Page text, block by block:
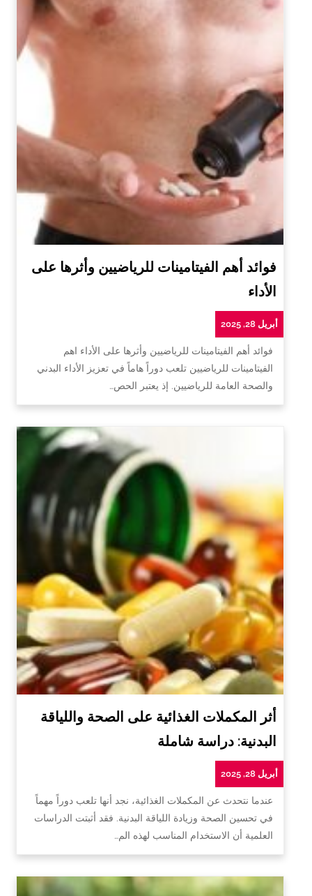
فوائد أهم الفيتامينات للرياضيين وأثرها على
الأداء
أبريل 28, 2025
فوائد أهم الفيتامينات للرياضيين وأثرها على الأداء اهم
الفيتامينات للرياضيين تلعب دوراً هاماً في تعزيز الأداء البدني
والصحة العامة للرياضيين. إذ يعتبر الحص…
أثر المكملات الغذائية على الصحة واللياقة
البدنية: دراسة شاملة
أبريل 28, 2025
عندما نتحدث عن المكملات الغذائية، نجد أنها تلعب دوراً مهماً
في تحسين الصحة وزيادة اللياقة البدنية. فقد أثبتت الدراسات
العلمية أن الاستخدام المناسب لهذه الم…